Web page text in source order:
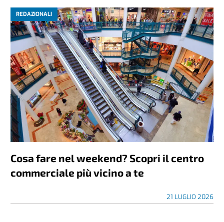
REDAZIONALI
Cosa fare nel weekend? Scopri il centro
commerciale più vicino a te
21 LUGLIO 2026